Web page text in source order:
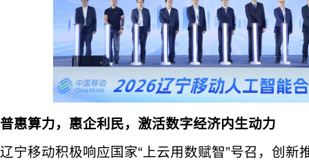
普惠算力，惠企利民，激活数字经济内生动力
辽宁移动积极响应国家“上云用数赋智”号召，创新